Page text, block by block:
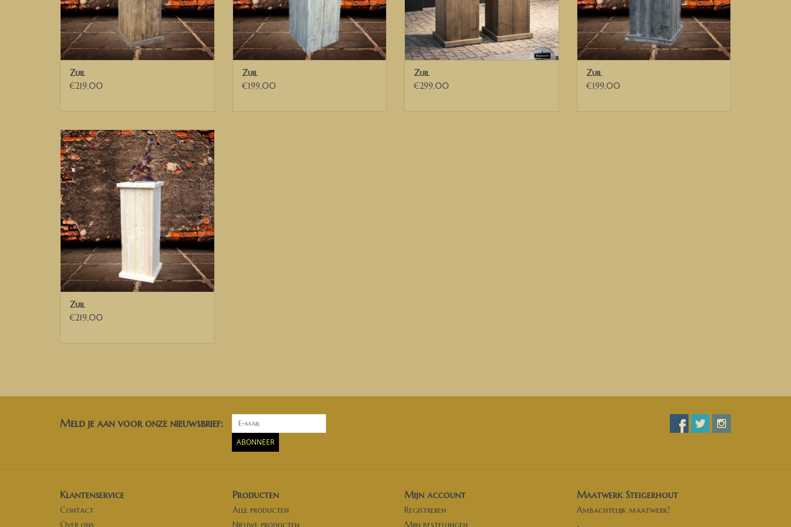
Zuil
€219,00
Zuil
€199,00
Zuil
€299,00
Zuil
€199,00
Zuil van steigerhout, sokkel van
steigerhout, pilaar van steigerhout
TOEVOEGEN AAN WINKELWAGEN
Zuil
€219,00
Meld je aan voor onze nieuwsbrief:
ABONNEER
Klantenservice
Contact
Over ons
Producten
Alle producten
Nieuwe producten
Mijn account
Registreren
Mijn bestellingen
Maatwerk Steigerhout
Ambachtelijk maatwerk!